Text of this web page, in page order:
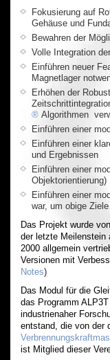
Fokusierung auf
Gehäuse und
Bewahren der
Volle Integration
Einführen neuer
Magnetlager
Erhöhen der
® Algorithmen
Einführen einer
Einführen einer
und Ergebnissen
Einführen einer
Objektorientierung)
Einführen einer
war, um obige
Das Projekt wurde
der letzte Meilenstein
2000 allgemein
Versionen mit
Notes)
Das Modul für die
das Programm
industrienaher
entstand, die von der
ist Mitglied dieser